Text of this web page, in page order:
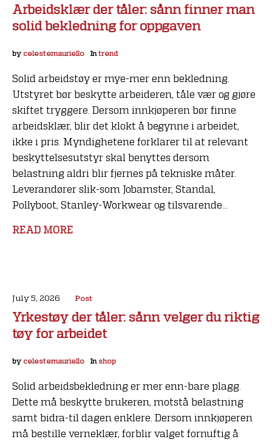
Arbeidsklær der tåler: sånn finner man
solid bekledning for oppgaven
by celestemauriello Intrend
Solid arbeidstøy er mye-mer enn bekledning.
Utstyret bør beskytte arbeideren, tåle vær og gjøre
skiftet tryggere. Dersom innkjøperen bør finne
arbeidsklær, blir det klokt å begynne i arbeidet,
ikke i pris. Myndighetene forklarer til at relevant
beskyttelsesutstyr skal benyttes dersom
belastning aldri blir fjernes på tekniske måter.
Leverandører slik-som Jobamster, Standal,
Pollyboot, Stanley-Workwear og tilsvarende...
READ MORE
July 5, 2026 Post
Yrkestøy der tåler: sånn velger du riktig
tøy for arbeidet
by celestemauriello In shop
Solid arbeidsbekledning er mer enn-bare plagg.
Dette må beskytte brukeren, motstå belastning
samt bidra-til dagen enklere. Dersom innkjøperen
må bestille verneklær, forblir valget fornuftig å